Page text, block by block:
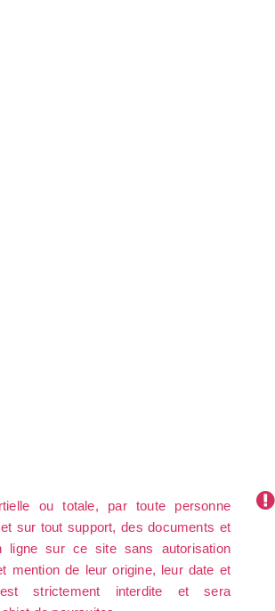
ou totale, par toute personne
sur tout support, des documents et
ligne sur ce site sans autorisation
mention de leur origine, leur date et
strictement interdite et sera